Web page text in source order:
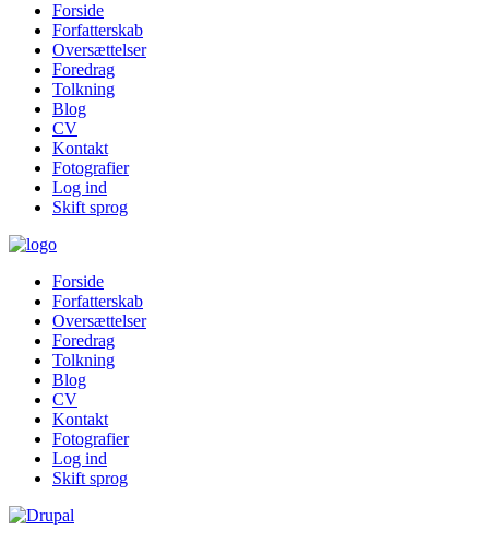
Forside
Forfatterskab
Oversættelser
Foredrag
Tolkning
Blog
CV
Kontakt
Fotografier
Log ind
Skift sprog
Forside
Forfatterskab
Oversættelser
Foredrag
Tolkning
Blog
CV
Kontakt
Fotografier
Log ind
Skift sprog